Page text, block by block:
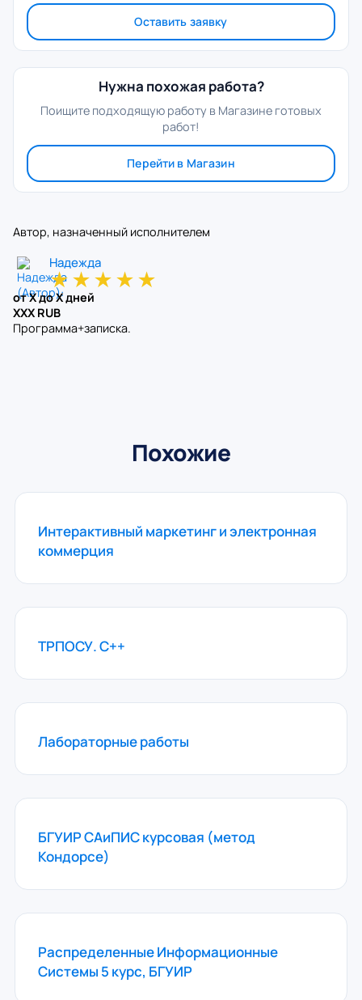
Оставить заявку
Нужна похожая работа?
Поищите подходящую работу в Магазине готовых
работ!
Перейти в Магазин
Автор, назначенный исполнителем
Надежда
★★★★★
от X до X дней
XXX RUB
Программа+записка.
Похожие
Интерактивный маркетинг и электронная
коммерция
ТРПОСУ. С++
Лабораторные работы
БГУИР САиПИС курсовая (метод
Кондорсе)
Распределенные Информационные
Системы 5 курс, БГУИР